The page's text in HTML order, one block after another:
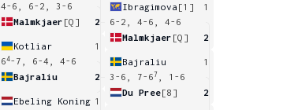
4-6, 6-2, 3-6
Malmkjaer [Q] 2
Kotliar
1
64-7, 6-4, 4-6
Bajraliu
2
Ebeling Koning 1
Ibragimova [1]
1
6-2, 4-6, 4-6
Malmkjaer [Q] 2
Bajraliu
1
3-6, 7-67
, 1-6
Du Pree[8] 2